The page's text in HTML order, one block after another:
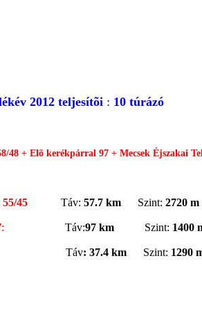
2012 teljesítõi : 10 túrázó
48 + Elõ kerékpárral 97 + Mecsek Éjszakai
45 Táv: 57.7 km Szint: 2720 m
: Táv:97 km Szint: 1400
Táv: 37.4 km Szint: 1290